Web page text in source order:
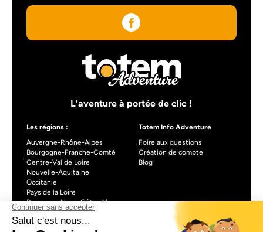
L’aventure à portée de clic !
Les régions :
Auvergne-Rhône-Alpes
Bourgogne-Franche-Comté
Centre-Val de Loire
Nouvelle-Aquitaine
Occitanie
Pays de la Loire
Provence-Alpes-Côte d’Azur
Totem Info Adventure
Foire aux questions
Création de compte
Blog